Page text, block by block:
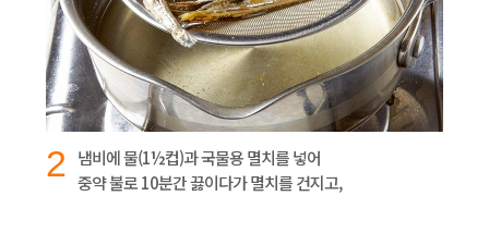
2 냄비에 물(1½컵)과 국물용 멸치를 넣어
중약 불로 10분간 끓이다가 멸치를 건지고,